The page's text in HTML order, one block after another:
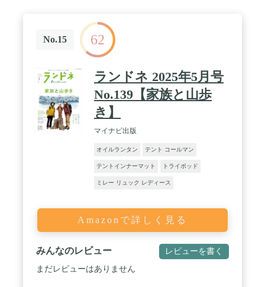
No.15 62
ランドネ 2025年5月号
No.139【家族と山歩
き】
マイナビ出版
オイルランタン テント コールマン
テントインナーマット トライポッド
ミレー リュック レディース
Amazonで詳しく見る
みんなのレビュー レビューを書く
まだレビューはありません